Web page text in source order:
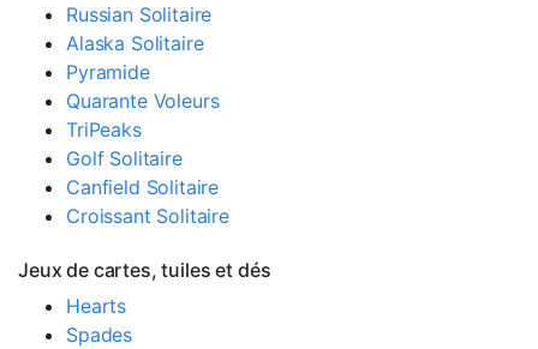
Russian Solitaire
Alaska Solitaire
Pyramide
Quarante Voleurs
TriPeaks
Golf Solitaire
Canfield Solitaire
Croissant Solitaire
Jeux de cartes, tuiles et dés
Hearts
Spades